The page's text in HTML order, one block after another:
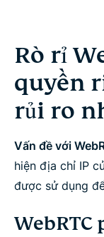
Rò rỉ
quyền
rủi ro
Vấn đề với
hiện địa chỉ IP
được sử dụng
WebRTC